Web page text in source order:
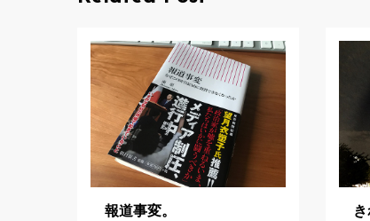
ー
シ
ョ
ン
報道事変。